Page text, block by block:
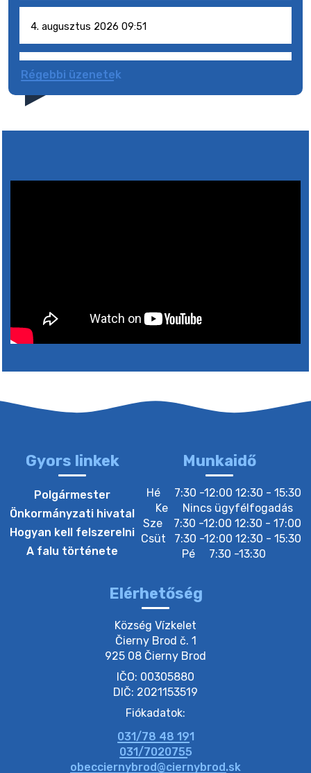
4. augusztus 2026 09:51
4. augusztus 2026 09:48
2. augusztus 2026 15:30
20. július 2026 12:40
20. július 2026 12:38
20. július 2026 11:51
20. július 2026 11:31
Régebbi üzenetek
Gyors linkek
Polgármester
Önkormányzati hivatal
Hogyan kell felszerelni
A falu története
Munkaidő
Hé
7:30 -12:00 12:30 - 15:30
Ke
Nincs ügyfélfogadás
Sze
7:30 -12:00 12:30 - 17:00
Csüt
7:30 -12:00 12:30 - 15:30
Pé
7:30 -13:30
Elérhetőség
Község Vízkelet
Čierny Brod č. 1
925 08 Čierny Brod
IČO: 00305880
DIČ: 2021153519
Fiókadatok:
031/78 48 191
031/7020755
obecciernybrod@ciernybrod.sk